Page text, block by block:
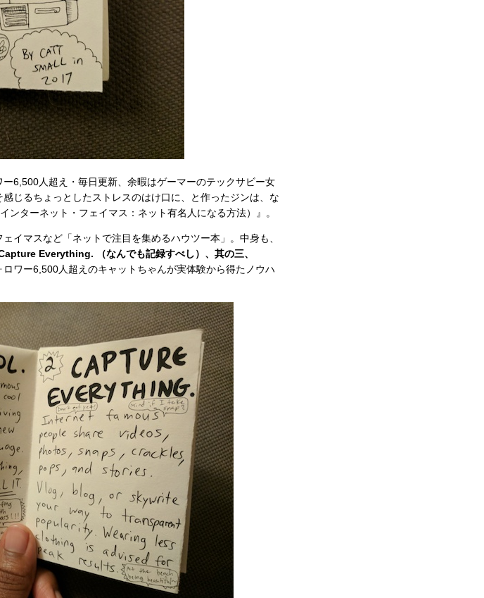
6,500人超え・毎日更新、余暇はゲーマーのテックサビー女
じるちょっとしたストレスのはけ口に、と作ったジンは、な
ターネット・フェイマス：ネット有名人になる方法）』。
イマスなど「ネットで注目を集めるハウツー本」。中身も、
Everything. （なんでも記録すべし）、其の三、
ロワー6,500人超えのキャットちゃんが実体験から得たノウハ